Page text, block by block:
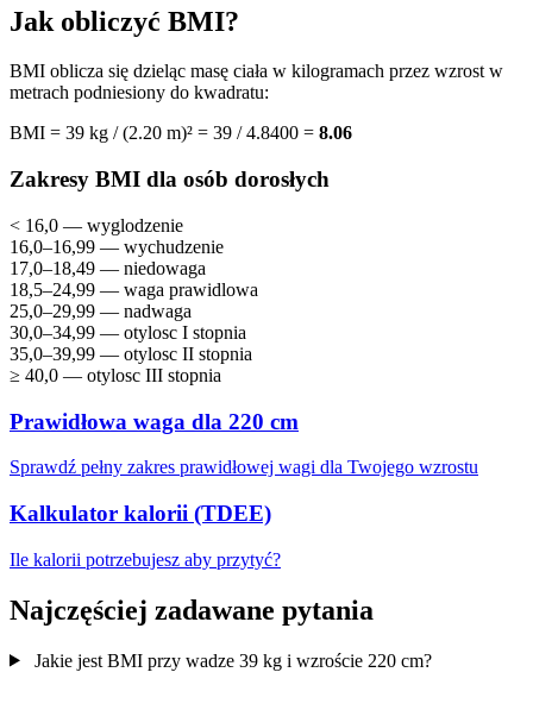
Jak obliczyć BMI?
BMI oblicza się dzieląc masę ciała w kilogramach przez wzrost w
metrach podniesiony do kwadratu:
BMI = 39 kg / (2.20 m)² = 39 / 4.8400 = 8.06
Zakresy BMI dla osób dorosłych
< 16,0 — wyglodzenie
16,0–16,99 — wychudzenie
17,0–18,49 — niedowaga
18,5–24,99 — waga prawidlowa
25,0–29,99 — nadwaga
30,0–34,99 — otylosc I stopnia
35,0–39,99 — otylosc II stopnia
≥ 40,0 — otylosc III stopnia
Prawidłowa waga dla 220 cm
Sprawdź pełny zakres prawidłowej wagi dla Twojego wzrostu
Kalkulator kalorii (TDEE)
Ile kalorii potrzebujesz aby przytyć?
Najczęściej zadawane pytania
Jakie jest BMI przy wadze 39 kg i wzroście 220 cm?